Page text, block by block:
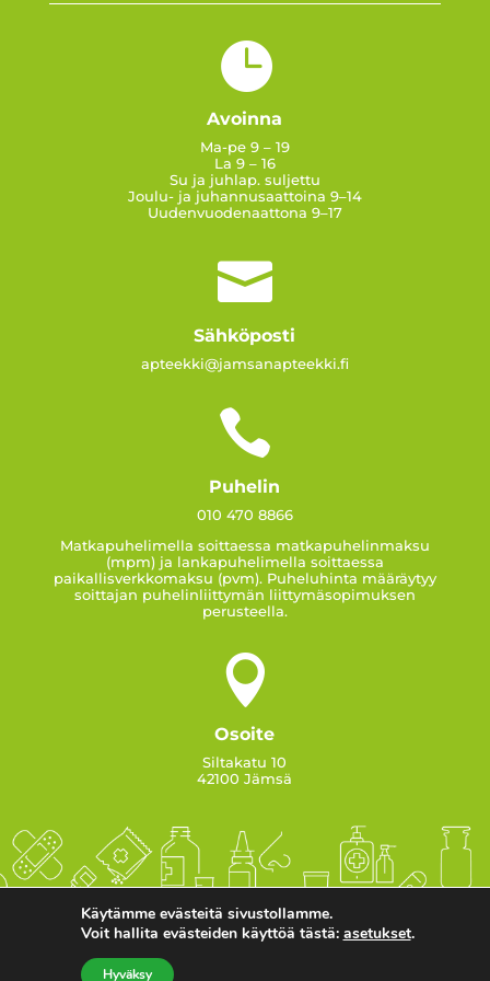

Avoinna
Ma-pe 9 – 19
La 9 – 16
Su ja juhlap. suljettu
Joulu- ja juhannusaattoina 9–14
Uudenvuodenaattona 9–17

Sähköposti
apteekki@jamsanapteekki.fi

Puhelin
010 470 8866
Matkapuhelimella soittaessa matkapuhelinmaksu
(mpm) ja lankapuhelimella soittaessa
paikallisverkkomaksu (pvm). Puheluhinta määräytyy
soittajan puhelinliittymän liittymäsopimuksen
perusteella.

Osoite
Siltakatu 10
42100 Jämsä
Käytämme evästeitä sivustollamme.
Voit hallita evästeiden käyttöä tästä: asetukset.
Hyväksy